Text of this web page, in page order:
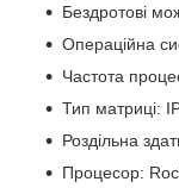
Бездротові
Операційна
Частота
Тип матриці:
Роздільна
Процесор: